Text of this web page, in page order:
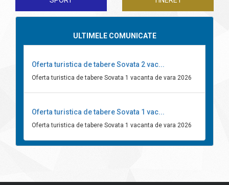
ULTIMELE COMUNICATE
Oferta turistica de tabere Sovata 2 vac...
Oferta turistica de tabere Sovata 1 vacanta de vara 2026
Oferta turistica de tabere Sovata 1 vac...
Oferta turistica de tabere Sovata 1 vacanta de vara 2026